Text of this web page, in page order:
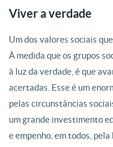
Viver a verdade
Um dos valores sociais
À medida que os grupos
à luz da verdade, é que
acertadas. Esse é um
pelas circunstâncias
um grande investimento
e empenho, em todos, pela